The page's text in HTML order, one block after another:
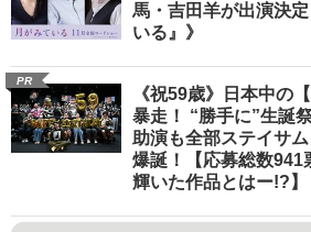
馬・吉田羊が出演決
いる』》
PR
《祝59歳》日本中の
暴走！ “勝手に”生誕
助演も全部ステイサム
爆誕！【応募総数941
輝いた作品とはー!?】